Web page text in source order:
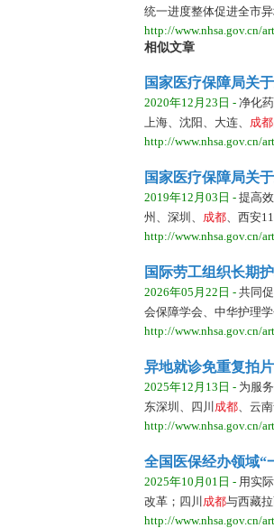
统一进度整体促进全市
http://www.nhsa.gov.cn/
相似文章
国家医疗保障局关
2020年12月23日 - 净化
上海、沈阳、大连、 成都
http://www.nhsa.gov.cn/
国家医疗保障局关
2019年12月03日 - 提高
州、深圳、 成都、西安
http://www.nhsa.gov.cn/
国际劳工组织长期
2026年05月22日 - 共同
会保障学会、中华护理
http://www.nhsa.gov.cn/
异地就诊免重复拍
2025年12月13日 - 为服
东深圳、四川 成都、云
http://www.nhsa.gov.cn/
全国医保经办领域“
2025年10月01日 - 用实
改革；四川 成都与西藏
http://www.nhsa.gov.cn/